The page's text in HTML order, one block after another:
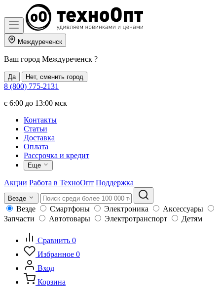
Междуреченск
Ваш город Междуреченск ?
Да Нет, сменить город
8 (800) 775-2131
c 6:00 до 13:00 мск
Контакты
Статьи
Доставка
Оплата
Рассрочка и кредит
Еще
Акции Работа в ТехноОпт Поддержка
Везде
Везде Смартфоны Электроника
Аксессуары
Запчасти
Автотовары Электротранспорт Детям
Сравнить 0
Избранное 0
Вход
Корзина